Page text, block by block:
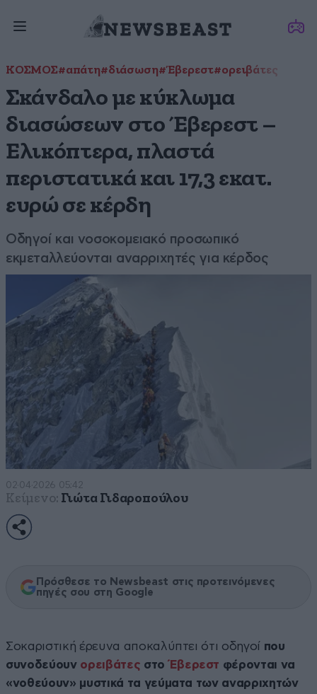
ΚΟΣΜΟΣ#απάτη#διάσωση#Έβερεστ#ορειβάτες
Σκάνδαλο με κύκλωμα
διασώσεων στο Έβερεστ –
Ελικόπτερα, πλαστά
περιστατικά και 17,3 εκατ.
ευρώ σε κέρδη
Οδηγοί και νοσοκομειακό προσωπικό
εκμεταλλεύονται αναρριχητές για κέρδος
02·04·2026 05:42
Κείμενο: Γιώτα Γιδαροπούλου
Πρόσθεσε το Newsbeast στις προτεινόμενες
πηγές σου στη Google
Σοκαριστική έρευνα αποκαλύπτει ότι οδηγοί που
συνοδεύουν ορειβάτες στοΈβερεστ φέρονται να
«νοθεύουν» μυστικά τα γεύματα των αναρριχητών